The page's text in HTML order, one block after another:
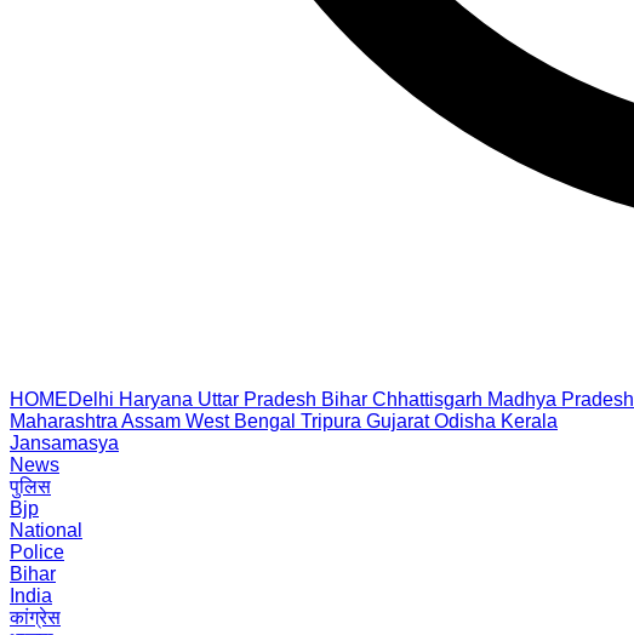
HOMEDelhi Haryana Uttar Pradesh Bihar Chhattisgarh Madhya Pradesh
Maharashtra Assam West Bengal Tripura Gujarat Odisha Kerala
Jansamasya
News
पुलिस
Bjp
National
Police
Bihar
India
कांग्रेस